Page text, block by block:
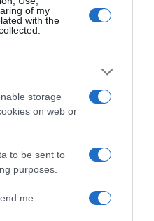
of my
with the
storage
on web or
to be sent to
purposes.
me
αναστατώνει την